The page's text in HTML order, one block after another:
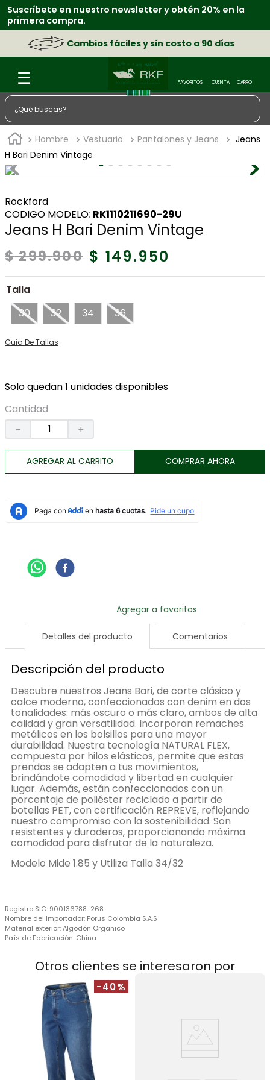
Suscríbete en nuestro newsletter y obtén 20% en la
primera compra.
Cambios fáciles y sin costo a 90 días
¿Qué buscas?
Hombre Vestuario Pantalones y Jeans
Jeans
H Bari Denim Vintage
Rockford
: RK1110211690-29U
Jeans H Bari Denim Vintage
$ 299.900 $ 149.950
Talla
30
32 34 36
Guia De Tallas
Solo quedan 1 unidades disponibles
Cantidad
＋
－
AGREGAR AL CARRITO COMPRAR AHORA
Detalles del producto Comentarios
Descripción del producto
Descubre nuestros Jeans Bari, de corte clásico y
calce moderno, confeccionados con denim en dos
tonalidades: más oscuro o más claro, ambos de alta
calidad y gran versatilidad. Incorporan remaches
metálicos en los bolsillos para una mayor
durabilidad. Nuestra tecnología NATURAL FLEX,
compuesta por hilos elásticos, permite que estas
prendas se adapten a tus movimientos,
brindándote comodidad y libertad en cualquier
lugar. Además, están confeccionados con un
porcentaje de poliéster reciclado a partir de
botellas PET, con certificación REPREVE, reflejando
nuestro compromiso con la sostenibilidad. Son
resistentes y duraderos, proporcionando máxima
comodidad para disfrutar de la naturaleza.
Modelo Mide 1.85 y Utiliza Talla 34/32
Registro SIC: 900136788-268
Nombre del Importador: Forus Colombia S.A.S
Material exterior:Algodón Organico
País de Fabricación: China
Otros clientes se interesaron por
-40%
TÉRMINOS MÁS BUSCADOS
1
zapatos
4.
camisa
5.
medias
6.
botas
7.
lino
8.
morral
9.
merino
10. chaqueta